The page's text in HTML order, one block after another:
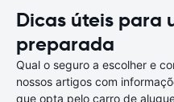
Dicas úteis para
preparada
Qual o seguro a escolher e
nossos artigos com
que opta pelo carro de